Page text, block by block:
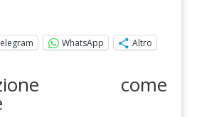
WhatsApp Altro
come